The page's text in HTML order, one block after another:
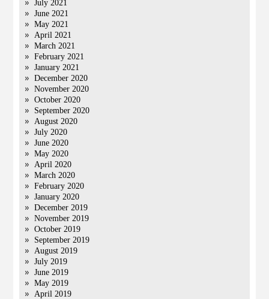
July 2021
June 2021
May 2021
April 2021
March 2021
February 2021
January 2021
December 2020
November 2020
October 2020
September 2020
August 2020
July 2020
June 2020
May 2020
April 2020
March 2020
February 2020
January 2020
December 2019
November 2019
October 2019
September 2019
August 2019
July 2019
June 2019
May 2019
April 2019